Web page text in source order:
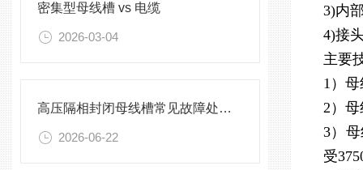
密集型母线槽 vs 电缆
2026-03-04
高压隔相封闭母线槽常见故障处理方案
2026-06-22
3)内
4)接
主要
1）
2）
3）
受